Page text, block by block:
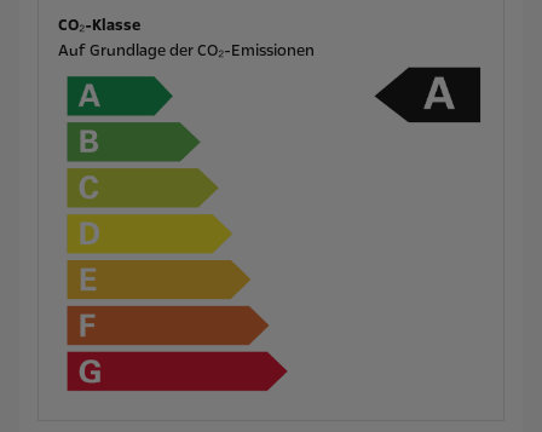
CO₂-Klasse
Auf Grundlage der CO₂-Emissionen